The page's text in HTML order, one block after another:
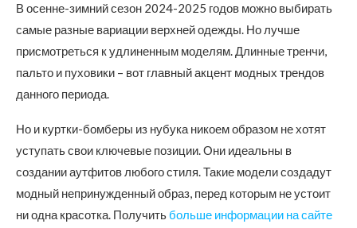
В осенне-зимний сезон 2024-2025 годов можно выбирать
самые разные вариации верхней одежды. Но лучше
присмотреться к удлиненным моделям. Длинные тренчи,
пальто и пуховики – вот главный акцент модных трендов
данного периода.
Но и куртки-бомберы из нубука никоем образом не хотят
уступать свои ключевые позиции. Они идеальны в
создании аутфитов любого стиля. Такие модели создадут
модный непринужденный образ, перед которым не устоит
ни одна красотка. Получитьбольше информации на сайте